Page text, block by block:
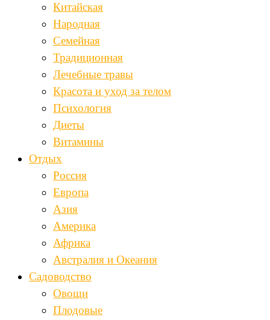
Китайская
Народная
Семейная
Традиционная
Лечебные травы
Красота и уход за телом
Психология
Диеты
Витамины
Отдых
Россия
Европа
Азия
Америка
Африка
Австралия и Океания
Садоводство
Овощи
Плодовые